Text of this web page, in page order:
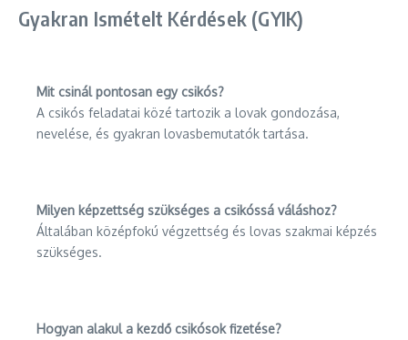
Gyakran Ismételt Kérdések (GYIK)
Mit csinál pontosan egy csikós?
A csikós feladatai közé tartozik a lovak gondozása,
nevelése, és gyakran lovasbemutatók tartása.
Milyen képzettség szükséges a csikóssá váláshoz?
Általában középfokú végzettség és lovas szakmai képzés
szükséges.
Hogyan alakul a kezdő csikósok fizetése?